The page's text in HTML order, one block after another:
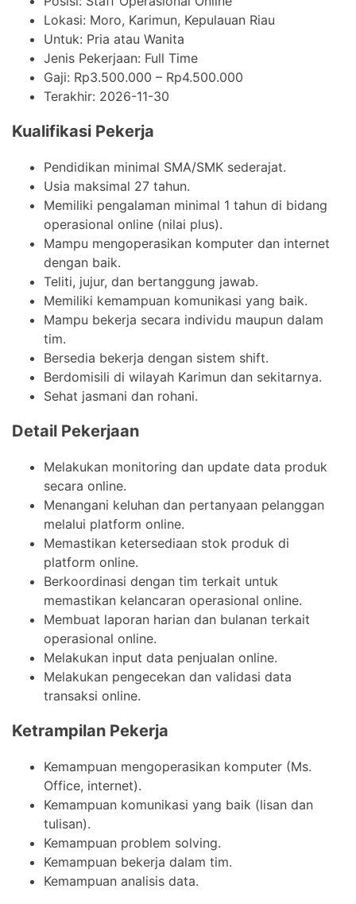
Lokasi: Moro, Karimun, Kepulauan Riau
Untuk: Pria atau Wanita
Jenis Pekerjaan: Full Time
Gaji: Rp3.500.000 – Rp4.500.000
Terakhir: 2026-11-30
Kualifikasi Pekerja
Pendidikan minimal SMA/SMK sederajat.
Usia maksimal 27 tahun.
Memiliki pengalaman minimal 1 tahun di bidang
operasional online (nilai plus).
Mampu mengoperasikan komputer dan internet
dengan baik.
Teliti, jujur, dan bertanggung jawab.
Memiliki kemampuan komunikasi yang baik.
Mampu bekerja secara individu maupun dalam
tim.
Bersedia bekerja dengan sistem shift.
Berdomisili di wilayah Karimun dan sekitarnya.
Sehat jasmani dan rohani.
Detail Pekerjaan
Melakukan monitoring dan update data produk
secara online.
Menangani keluhan dan pertanyaan pelanggan
melalui platform online.
Memastikan ketersediaan stok produk di
platform online.
Berkoordinasi dengan tim terkait untuk
memastikan kelancaran operasional online.
Membuat laporan harian dan bulanan terkait
operasional online.
Melakukan input data penjualan online.
Melakukan pengecekan dan validasi data
transaksi online.
Ketrampilan Pekerja
Kemampuan mengoperasikan komputer (Ms.
Office, internet).
Kemampuan komunikasi yang baik (lisan dan
tulisan).
Kemampuan problem solving.
Kemampuan bekerja dalam tim.
Kemampuan analisis data.